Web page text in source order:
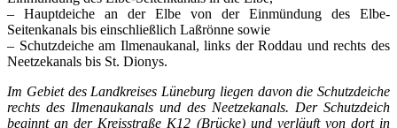
– Hauptdeiche an der Elbe von der Einmündung des Elbe-
Seitenkanals bis einschließlich Laßrönne sowie
– Schutzdeiche am Ilmenaukanal, links der Roddau und rechts des
Neetzekanals bis St. Dionys.
Im Gebiet des Landkreises Lüneburg liegen davon die Schutzdeiche
rechts des Ilmenaukanals und des Neetzekanals. Der Schutzdeich
beginnt an der Kreisstraße K12 (Brücke) und verläuft von dort in